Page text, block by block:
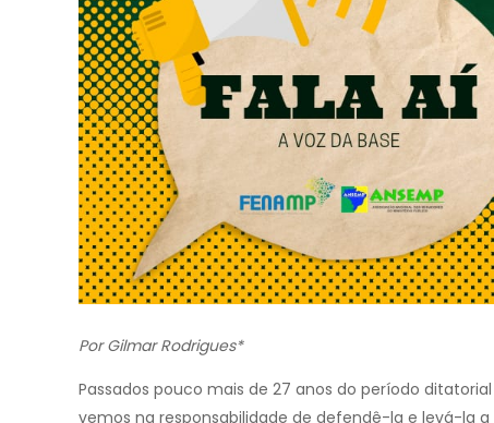
Por Gilmar Rodrigues*
Passados pouco mais de 27 anos do período
vemos na responsabilidade de defendê-la e levá-la